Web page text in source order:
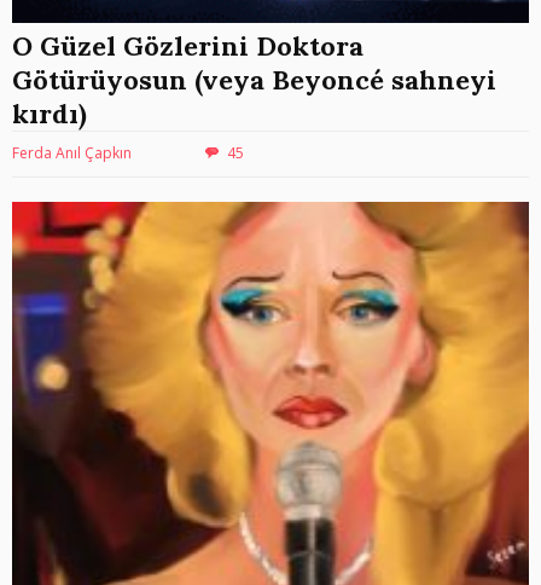
O Güzel Gözlerini Doktora
Götürüyosun (veya Beyoncé sahneyi
kırdı)
Ferda Anıl Çapkın 45